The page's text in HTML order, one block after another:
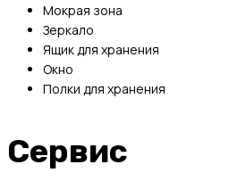
Мокрая зона
Зеркало
Ящик для хранения
Окно
Полки для хранения
Сервис